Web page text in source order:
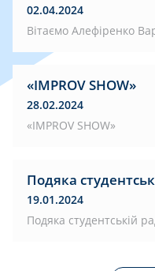
02.04.2024
Вітаємо Алефіренко
«IMPROV SHOW»
28.02.2024
«IMPROV SHOW»
Подяка
19.01.2024
Подяка студентській